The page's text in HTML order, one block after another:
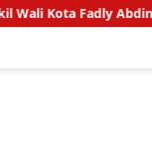
Fadly Abdina Lepas